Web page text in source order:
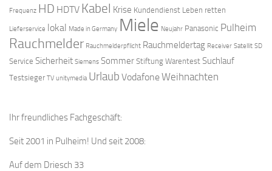
Frequenz HD HDTV Kabel Krise Kundendienst Leben retten
Lieferservice lokal Made in Germany Miele Neujahr Panasonic Pulheim
Rauchmelder Rauchmelderpflicht Rauchmeldertag Receiver Satellit SD
Service Sicherheit Siemens Sommer Stiftung Warentest Suchlauf
Testsieger TV unitymedia Urlaub VodafoneWeihnachten
Ihr freundliches Fachgeschäft:
Seit 2001 in Pulheim! Und seit 2008:
Auf dem Driesch 33